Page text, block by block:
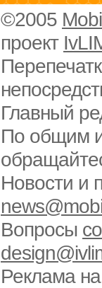
©2005
проект
Главный
По общим
Новости и
Вопросы
Реклама